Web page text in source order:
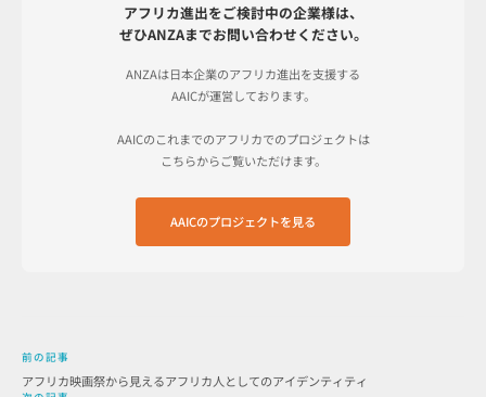
アフリカ進出をご検討中の企業様は、
ぜひANZAまでお問い合わせください。
ANZAは日本企業のアフリカ進出を支援する
AAICが運営しております。
AAICのこれまでのアフリカでのプロジェクトは
こちらからご覧いただけます。
AAICのプロジェクトを見る
前の記事
アフリカ映画祭から見えるアフリカ人としてのアイデンティティ